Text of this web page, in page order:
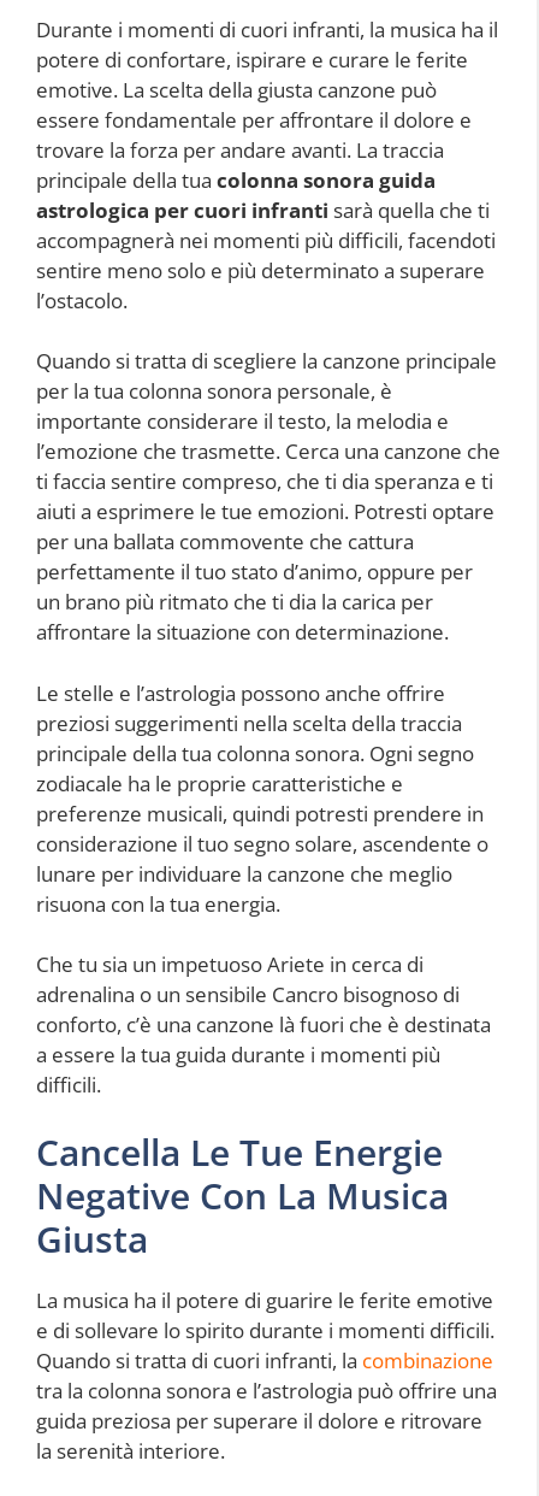
Durante i momenti di cuori infranti, la musica ha il
potere di confortare, ispirare e curare le ferite
emotive. La scelta della giusta canzone può
essere fondamentale per affrontare il dolore e
trovare la forza per andare avanti. La traccia
principale della tua colonna sonora guida
astrologica per cuori infranti sarà quella che ti
accompagnerà nei momenti più difficili, facendoti
sentire meno solo e più determinato a superare
l’ostacolo.
Quando si tratta di scegliere la canzone principale
per la tua colonna sonora personale, è
importante considerare il testo, la melodia e
l’emozione che trasmette. Cerca una canzone che
ti faccia sentire compreso, che ti dia speranza e ti
aiuti a esprimere le tue emozioni. Potresti optare
per una ballata commovente che cattura
perfettamente il tuo stato d’animo, oppure per
un brano più ritmato che ti dia la carica per
affrontare la situazione con determinazione.
Le stelle e l’astrologia possono anche offrire
preziosi suggerimenti nella scelta della traccia
principale della tua colonna sonora. Ogni segno
zodiacale ha le proprie caratteristiche e
preferenze musicali, quindi potresti prendere in
considerazione il tuo segno solare, ascendente o
lunare per individuare la canzone che meglio
risuona con la tua energia.
Che tu sia un impetuoso Ariete in cerca di
adrenalina o un sensibile Cancro bisognoso di
conforto, c’è una canzone là fuori che è destinata
a essere la tua guida durante i momenti più
difficili.
Cancella Le Tue Energie
Negative Con La Musica
Giusta
La musica ha il potere di guarire le ferite emotive
e di sollevare lo spirito durante i momenti difficili.
Quando si tratta di cuori infranti, la combinazione
tra la colonna sonora e l’astrologia può offrire una
guida preziosa per superare il dolore e ritrovare
la serenità interiore.